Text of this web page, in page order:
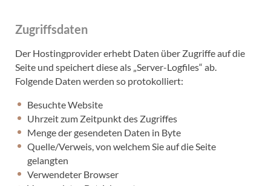
Zugriffsdaten
Der Hostingprovider erhebt Daten über Zugriffe auf die
Seite und speichert diese als „Server-Logfiles“ ab.
Folgende Daten werden so protokolliert:
Besuchte Website
Uhrzeit zum Zeitpunkt des Zugriffes
Menge der gesendeten Daten in Byte
Quelle/Verweis, von welchem Sie auf die Seite
gelangten
Verwendeter Browser